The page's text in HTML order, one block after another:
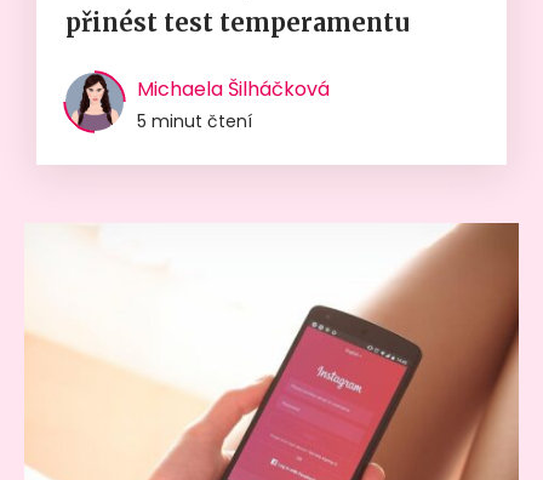
přinést test temperamentu
Michaela Šilháčková
5 minut čtení